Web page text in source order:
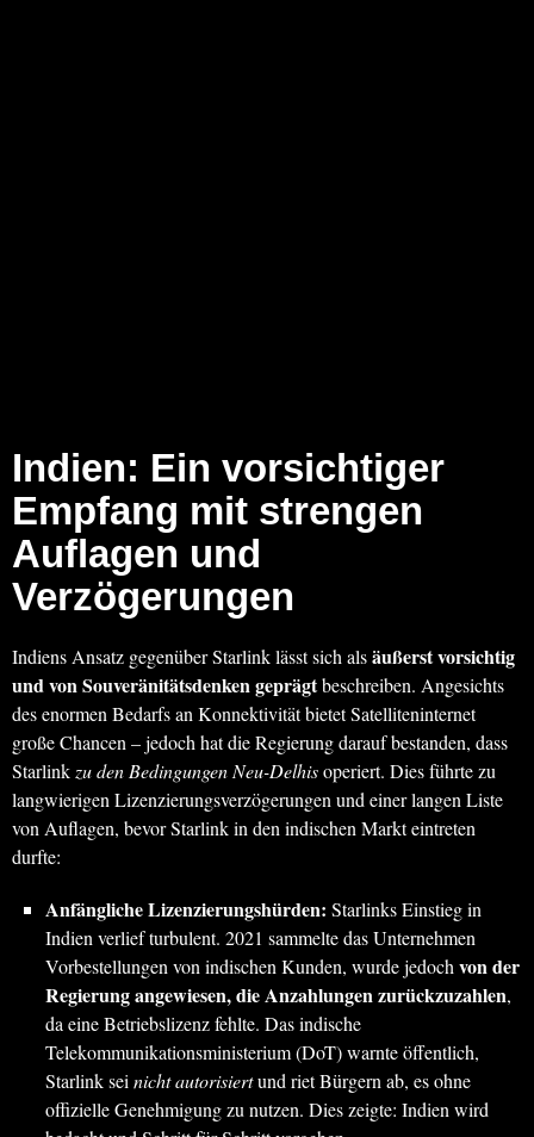
Indien: Ein vorsichtiger
Empfang mit strengen
Auflagen und
Verzögerungen
Indiens Ansatz gegenüber Starlink lässt sich alsäußerst vorsichtig
und von Souveränitätsdenken geprägtbeschreiben. Angesichts
des enormen Bedarfs an Konnektivität bietet Satelliteninternet
große Chancen – jedoch hat die Regierung darauf bestanden, dass
Starlinkzu den Bedingungen Neu-Delhisoperiert. Dies führte zu
langwierigen Lizenzierungsverzögerungen und einer langen Liste
von Auflagen, bevor Starlink in den indischen Markt eintreten
durfte:
Anfängliche Lizenzierungshürden: Starlinks Einstieg in
Indien verlief turbulent. 2021 sammelte das Unternehmen
Vorbestellungen von indischen Kunden, wurde jedochvon der
Regierung angewiesen, die Anzahlungen zurückzuzahlen,
da eine Betriebslizenz fehlte. Das indische
Telekommunikationsministerium (DoT) warnte öffentlich,
Starlink seinicht autorisiertund riet Bürgern ab, es ohne
offizielle Genehmigung zu nutzen. Dies zeigte: Indien wird